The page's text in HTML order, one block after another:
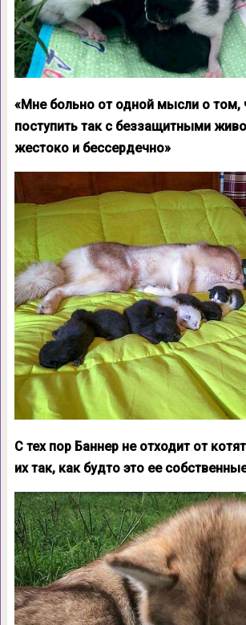
«Мне больно от одной мысли о том,
поступить так с беззащитными
жестоко и бессердечно»
С тех пор Баннер не отходит от
их так, как будто это ее